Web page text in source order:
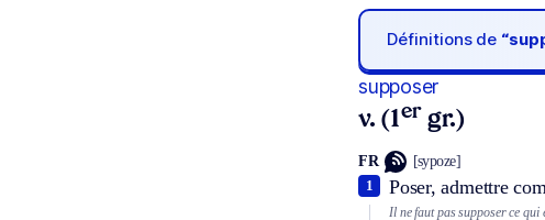
Définitions de
supposer
v. (1er gr.)
FR [sypoze]
Poser, admettre
1
Il ne faut pas supposer ce qui